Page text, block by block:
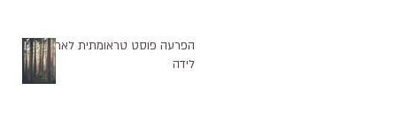
הפרעה פוסט טראומתית לאחר
לידה